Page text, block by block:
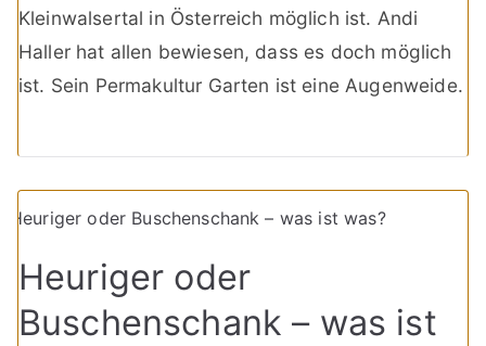
Kleinwalsertal in Österreich möglich ist. Andi
Haller hat allen bewiesen, dass es doch möglich
ist. Sein Permakultur Garten ist eine Augenweide.
Heuriger oder
Buschenschank – was ist